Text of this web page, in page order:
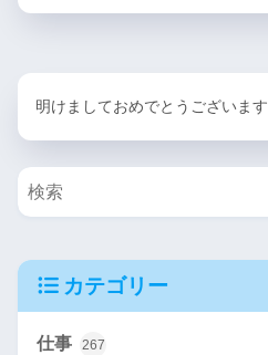
明けましておめでとうございます
カテゴリー
仕事 267